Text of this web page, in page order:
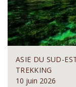
ASIE DU SUD-
TREKKING
10 juin 2026